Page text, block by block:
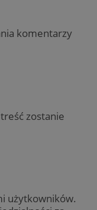
komentarzy
zostanie
użytkowników.